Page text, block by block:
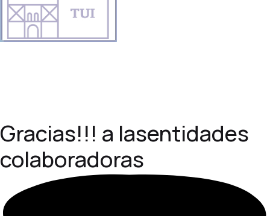
Gracias!!! a lasentidades
colaboradoras